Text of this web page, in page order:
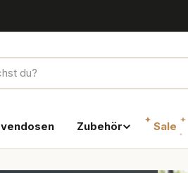
Zubehör Sale